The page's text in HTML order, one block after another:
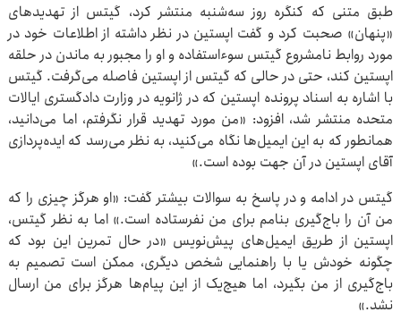
طبق متنی که کنگره روز سه‌شنبه منتشر کرد، گیتس از تهدیدهای
«پنهان» صحبت کرد و گفت اپستین در نظر داشته از اطلاعات خود در
مورد روابط نامشروع گیتس سوءاستفاده و او را مجبور به ماندن در حلقه
اپستین کند، حتی در حالی که گیتس از اپستین فاصله می‌گرفت. گیتس
با اشاره به اسناد پرونده اپستین که در ژانویه در وزارت دادگستری ایالات
متحده منتشر شد، افزود: «من مورد تهدید قرار نگرفتم، اما می‌دانید،
همانطور که به این ایمیل‌ها نگاه می‌کنید، به نظر می‌رسد که ایده‌پردازی
آقای اپستین در آن جهت بوده است.»
گیتس در ادامه و در پاسخ به سوالات بیشتر گفت: «او هرگز چیزی را که
من آن را باج‌گیری بنامم برای من نفرستاده است.» اما به نظر گیتس،
اپستین از طریق ایمیل‌های پیش‌نویس «در حال تمرین این بود که
چگونه خودش یا با راهنمایی شخص دیگری، ممکن است تصمیم به
باج‌گیری از من بگیرد، اما هیچ‌یک از این پیام‌ها هرگز برای من ارسال
نشد.»